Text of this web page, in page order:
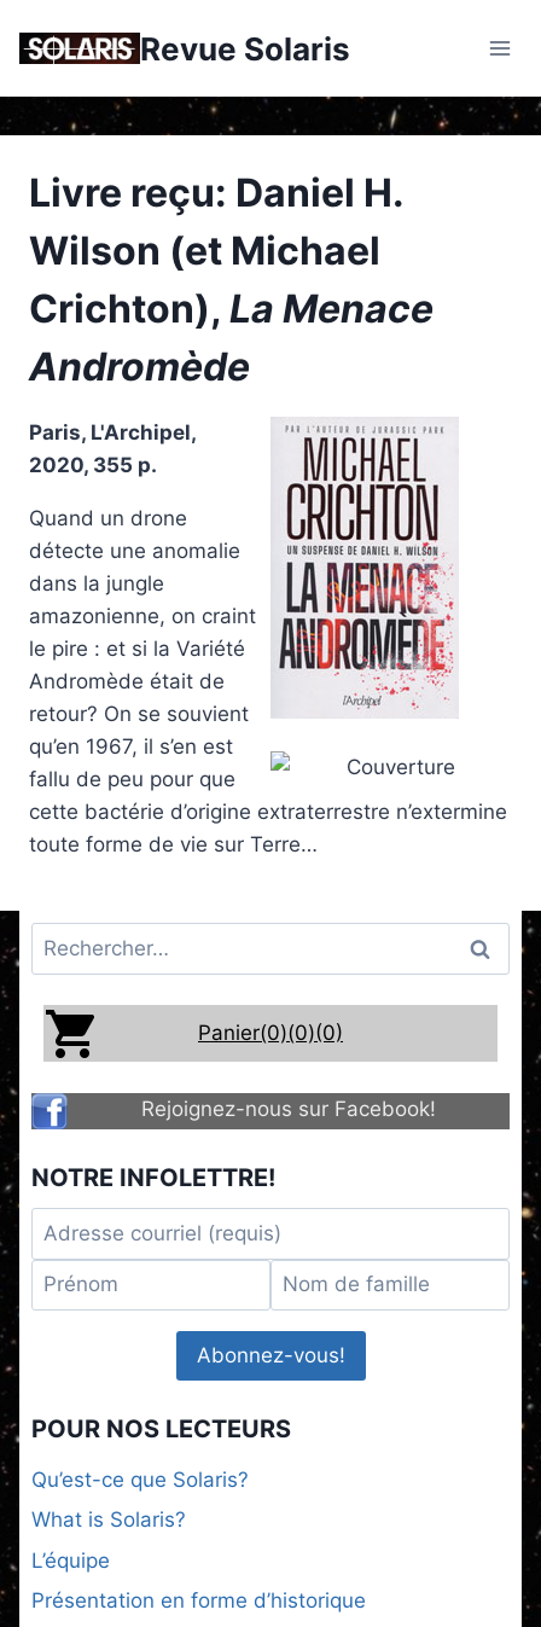
Revue Solaris
Livre reçu: Daniel H.
Wilson (et Michael
Crichton), La Menace
Andromède
Paris, L'Archipel,
2020, 355 p.
Quand un drone
détecte une anomalie
dans la jungle
amazonienne, on craint
le pire : et si la Variété
Andromède était de
retour? On se souvient
qu’en 1967, il s’en est
fallu de peu pour que
cette bactérie d’origine extraterrestre n’extermine
toute forme de vie sur Terre…
Rechercher :
Panier(0)(0)(0)
Rejoignez-nous sur Facebook!
NOTRE INFOLETTRE!
POUR NOS LECTEURS
Qu’est-ce que Solaris?
What is Solaris?
L’équipe
Présentation en forme d’historique